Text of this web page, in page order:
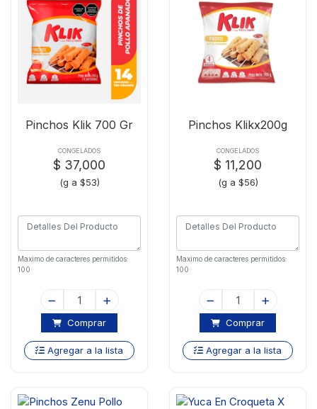
Pinchos Klik 700 Gr
CONGELADOS
$ 37,000
(g a $53)
Maximo de caracteres permitidos:
100
Comprar
Agregar a la lista
Pinchos Klikx200g
CONGELADOS
$ 11,200
(g a $56)
Maximo de caracteres permitidos:
100
Comprar
Agregar a la lista